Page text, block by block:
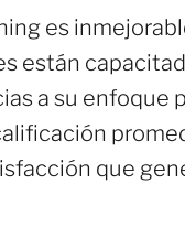
es
están
a su enfoque
que